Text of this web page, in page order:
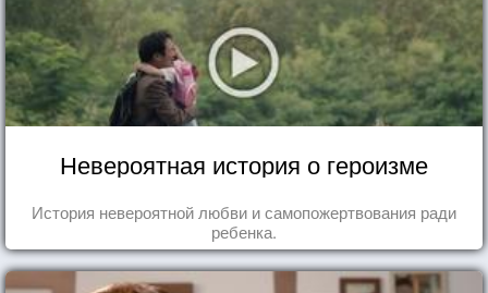
Невероятная история о героизме
История невероятной любви и самопожертвования ради
ребенка.